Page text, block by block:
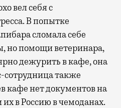
вел себя с
В попытке
сломала себе
но помощи ветеринара,
дежурить в кафе, она
сотрудница также
кафе нет документов на
в Россию в чемоданах.